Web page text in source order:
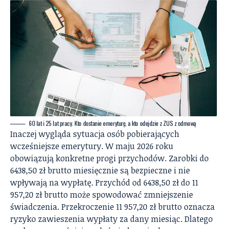
60 lat i 25 lat pracy. Kto dostanie emeryturę, a kto odejdzie z ZUS z odmową
Inaczej wygląda sytuacja osób pobierających
wcześniejsze emerytury. W maju 2026 roku
obowiązują konkretne progi przychodów. Zarobki do
6438,50 zł brutto miesięcznie są bezpieczne i nie
wpływają na wypłatę. Przychód od 6438,50 zł do 11
957,20 zł brutto może spowodować zmniejszenie
świadczenia. Przekroczenie 11 957,20 zł brutto oznacza
ryzyko zawieszenia wypłaty za dany miesiąc. Dlatego